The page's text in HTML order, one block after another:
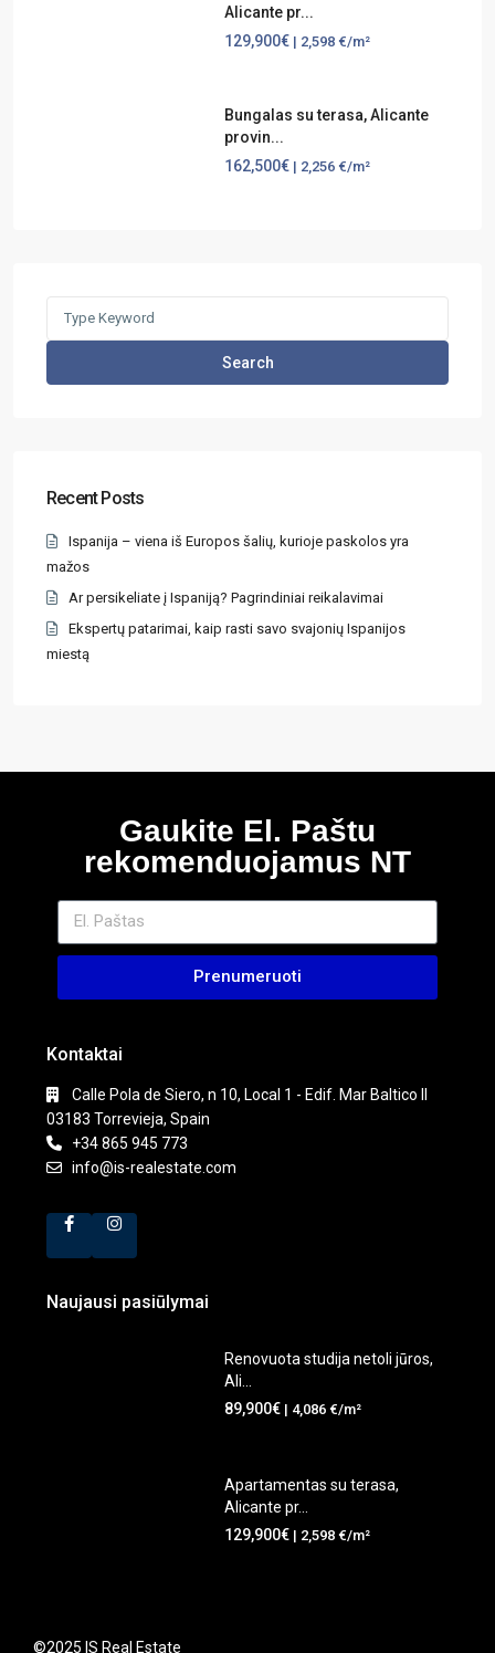
Alicante pr...
129,900€ | 2,598 €/m²
Bungalas su terasa, Alicante
provin...
162,500€ | 2,256 €/m²
Search
Recent Posts
Ispanija – viena iš Europos šalių, kurioje paskolos yra
mažos
Ar persikeliate į Ispaniją? Pagrindiniai reikalavimai
Ekspertų patarimai, kaip rasti savo svajonių Ispanijos
miestą
Gaukite El. Paštu
rekomenduojamus NT
Prenumeruoti
Kontaktai
Calle Pola de Siero, n 10, Local 1 - Edif. Mar Baltico II
03183 Torrevieja, Spain
+34 865 945 773
info@is-realestate.com
Naujausi pasiūlymai
Renovuota studija netoli jūros,
Ali...
89,900€ | 4,086 €/m²
Apartamentas su terasa,
Alicante pr...
129,900€ | 2,598 €/m²
©2025 IS Real Estate